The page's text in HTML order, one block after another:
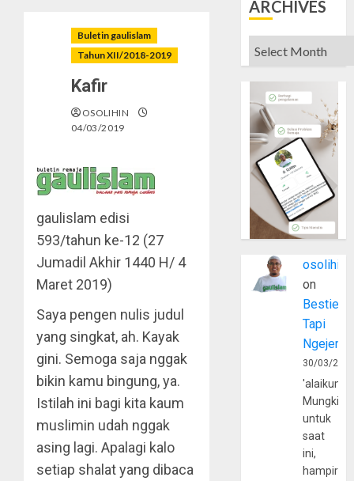
Buletin gaulislam
Tahun XII/2018-2019
Kafir
OSOLIHIN
04/03/2019
gaulislam edisi
593/tahun ke-12 (27
Jumadil Akhir 1440 H/ 4
Maret 2019)
Saya pengen nulis judul
yang singkat, ah. Kayak
gini. Semoga saja nggak
bikin kamu bingung, ya.
Istilah ini bagi kita kaum
muslimin udah nggak
asing lagi. Apalagi kalo
setiap shalat yang dibaca
ARCHIVES
Archives
osolihin
on
Bestie
Tapi
30/03/
Mungkin
untuk
saat
ini,
hampir